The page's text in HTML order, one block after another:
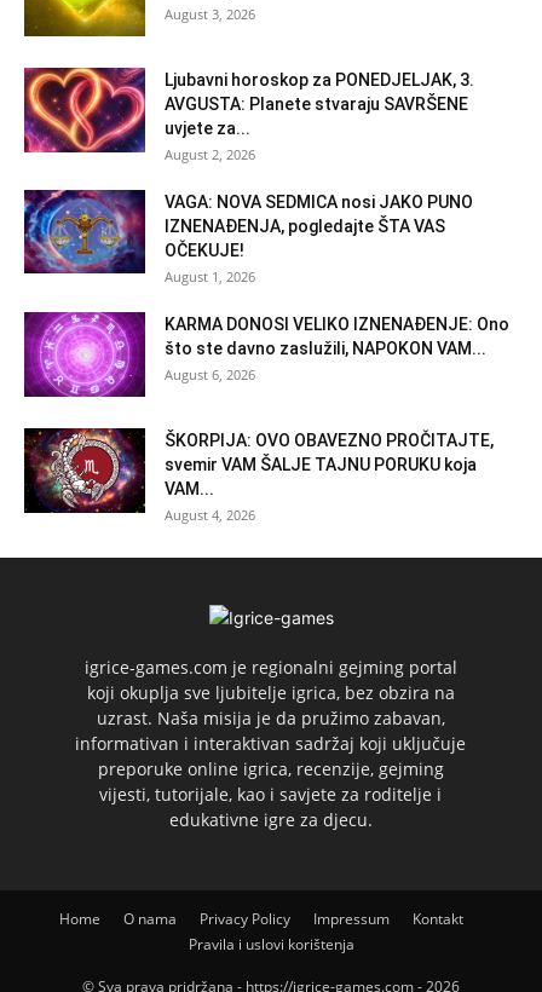
August 3, 2026
Ljubavni horoskop za PONEDJELJAK, 3.
AVGUSTA: Planete stvaraju SAVRŠENE
uvjete za...
August 2, 2026
VAGA: NOVA SEDMICA nosi JAKO PUNO
IZNENAĐENJA, pogledajte ŠTA VAS
OČEKUJE!
August 1, 2026
KARMA DONOSI VELIKO IZNENAĐENJE: Ono
što ste davno zaslužili, NAPOKON VAM...
August 6, 2026
ŠKORPIJA: OVO OBAVEZNO PROČITAJTE,
svemir VAM ŠALJE TAJNU PORUKU koja
VAM...
August 4, 2026
igrice-games.com je regionalni gejming portal
koji okuplja sve ljubitelje igrica, bez obzira na
uzrast. Naša misija je da pružimo zabavan,
informativan i interaktivan sadržaj koji uključuje
preporuke online igrica, recenzije, gejming
vijesti, tutorijale, kao i savjete za roditelje i
edukativne igre za djecu.
Home O nama Privacy Policy Impressum
Kontakt
Pravila i uslovi korištenja
© Sva prava pridržana - https://igrice-games.com - 2026